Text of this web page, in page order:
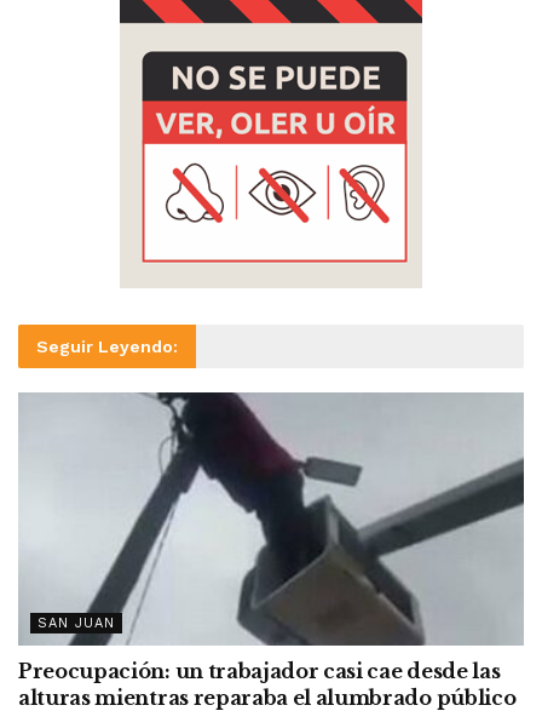
Seguir Leyendo:
SAN JUAN
Preocupación: un trabajador casi cae desde las
alturas mientras reparaba el alumbrado público